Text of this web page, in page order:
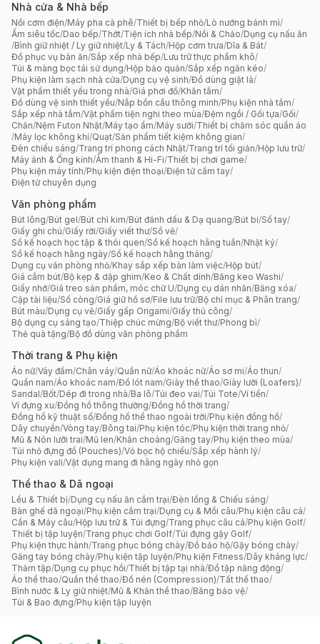
Nhà cửa & Nhà bếp
Nồi cơm điện/Máy pha cà phê/Thiết bị bếp nhỏ/Lò nướng bánh mì/
Ấm siêu tốc/Dao bếp/Thớt/Tiện ích nhà bếp/Nồi & Chảo/Dụng cụ nấu ăn
/Bình giữ nhiệt / Ly giữ nhiệt/Ly & Tách/Hộp cơm trưa/Dĩa & Bát/
Đồ phục vụ bàn ăn/Sắp xếp nhà bếp/Lưu trữ thực phẩm khô/
Túi & màng bọc tái sử dụng/Hộp bảo quản/Sắp xếp ngăn kéo/
Phụ kiện làm sạch nhà cửa/Dụng cụ vệ sinh/Đồ dùng giặt là/
Vật phẩm thiết yếu trong nhà/Giá phơi đồ/Khăn tắm/
Đồ dùng vệ sinh thiết yếu/Nắp bồn cầu thông minh/Phụ kiện nhà tắm/
Sắp xếp nhà tắm/Vật phẩm tiện nghi theo mùa/Đệm ngồi / Gối tựa/Gối/
Chăn/Nệm Futon Nhật/Máy tạo ẩm/Máy sưởi/Thiết bị chăm sóc quần áo
/Máy lọc không khí/Quạt/Sản phẩm tiết kiệm không gian/
Đèn chiếu sáng/Trang trí phong cách Nhật/Trang trí tối giản/Hộp lưu trữ/
Máy ảnh & Ống kính/Âm thanh & Hi-Fi/Thiết bị chơi game/
Phụ kiện máy tính/Phụ kiện điện thoại/Điện tử cầm tay/
Điện tử chuyên dụng
Văn phòng phẩm
Bút lông/Bút gel/Bút chì kim/Bút đánh dấu & Dạ quang/Bút bi/Sổ tay/
Giấy ghi chú/Giấy rời/Giấy viết thư/Sổ vẽ/
Sổ kế hoạch học tập & thói quen/Sổ kế hoạch hằng tuần/Nhật ký/
Sổ kế hoạch hằng ngày/Sổ kế hoạch hằng tháng/
Dụng cụ văn phòng nhỏ/Khay sắp xếp bàn làm việc/Hộp bút/
Giá cắm bút/Bộ kẹp & dập ghim/Keo & Chất dính/Băng keo Washi/
Giấy nhớ/Giá treo sản phẩm, móc chữ U/Dụng cụ dán nhãn/Băng xóa/
Cặp tài liệu/Sổ còng/Giá giữ hồ sơ/File lưu trữ/Bộ chỉ mục & Phân trang/
Bút màu/Dụng cụ vẽ/Giấy gấp Origami/Giấy thủ công/
Bộ dụng cụ sáng tạo/Thiệp chúc mừng/Bộ viết thư/Phong bì/
Thẻ quà tặng/Bộ đồ dùng văn phòng phẩm
Thời trang & Phụ kiện
Áo nữ/Váy đầm/Chân váy/Quần nữ/Áo khoác nữ/Áo sơ mi/Áo thun/
Quần nam/Áo khoác nam/Đồ lót nam/Giày thể thao/Giày lười (Loafers)/
Sandal/Bốt/Dép đi trong nhà/Ba lô/Túi đeo vai/Túi Tote/Ví tiền/
Ví đựng xu/Đồng hồ thông thường/Đồng hồ thời trang/
Đồng hồ kỹ thuật số/Đồng hồ thể thao ngoài trời/Phụ kiện đồng hồ/
Dây chuyền/Vòng tay/Bông tai/Phụ kiện tóc/Phụ kiện thời trang nhỏ/
Mũ & Nón lưỡi trai/Mũ len/Khăn choàng/Găng tay/Phụ kiện theo mùa/
Túi nhỏ đựng đồ (Pouches)/Vỏ bọc hộ chiếu/Sắp xếp hành lý/
Phụ kiện vali/Vật dụng mang đi hằng ngày nhỏ gọn
Thể thao & Dã ngoại
Lều & Thiết bị/Dụng cụ nấu ăn cắm trại/Đèn lồng & Chiếu sáng/
Bàn ghế dã ngoại/Phụ kiện cắm trại/Dụng cụ & Mồi câu/Phụ kiện câu cá/
Cần & Máy câu/Hộp lưu trữ & Túi đựng/Trang phục câu cá/Phụ kiện Golf/
Thiết bị tập luyện/Trang phục chơi Golf/Túi đựng gậy Golf/
Phụ kiện thực hành/Trang phục bóng chày/Đồ bảo hộ/Gậy bóng chày/
Găng tay bóng chày/Phụ kiện tập luyện/Phụ kiện Fitness/Dây kháng lực/
Thảm tập/Dụng cụ phục hồi/Thiết bị tập tại nhà/Đồ tập năng động/
Áo thể thao/Quần thể thao/Đồ nén (Compression)/Tất thể thao/
Bình nước & Ly giữ nhiệt/Mũ & Khăn thể thao/Băng bảo vệ/
Túi & Bao đựng/Phụ kiện tập luyện